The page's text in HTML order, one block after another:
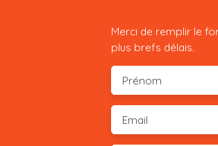
Merci de remplir le
plus brefs délais.
Prénom
Email